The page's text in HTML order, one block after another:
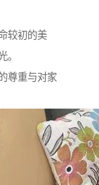
较初的美
。
尊重与对家